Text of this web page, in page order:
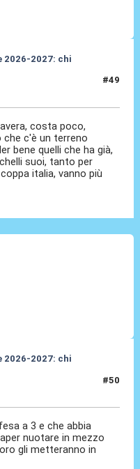
2026-2027: chi
#49
costa poco,
c'è un terreno
bene quelli che ha già,
suoi, tanto per
italia, vanno più
2026-2027: chi
#50
a 3 e che abbia
nuotare in mezzo
gli metteranno in